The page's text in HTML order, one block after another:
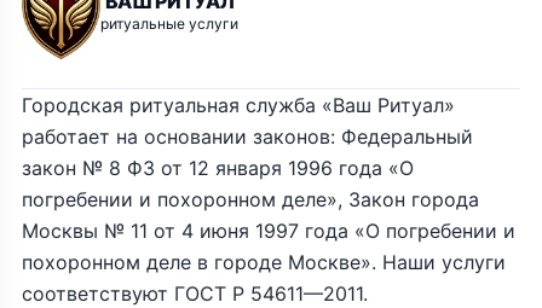
ритуальные услуги
Городская ритуальная служба «Ваш Ритуал»
работает на основании законов: Федеральный
закон № 8 ФЗ от 12 января 1996 года «О
погребении и похоронном деле», Закон города
Москвы № 11 от 4 июня 1997 года «О погребении и
похоронном деле в городе Москве». Наши услуги
соответствуют ГОСТ Р 54611—2011.